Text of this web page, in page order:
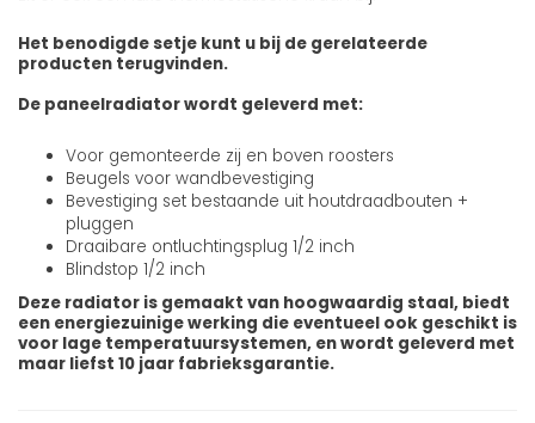
Het benodigde setje kunt u bij de gerelateerde
producten terugvinden.
De paneelradiator wordt geleverd met:
Voor gemonteerde zij en boven roosters
Beugels voor wandbevestiging
Bevestiging set bestaande uit houtdraadbouten +
pluggen
Draaibare ontluchtingsplug 1/2 inch
Blindstop 1/2 inch
Deze radiator is gemaakt van hoogwaardig staal, biedt
een energiezuinige werking die eventueel ook geschikt is
voor lage temperatuursystemen, en wordt geleverd met
maar liefst 10 jaar fabrieksgarantie.